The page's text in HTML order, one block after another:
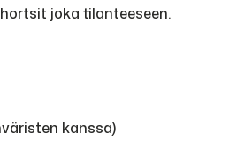
joka tilanteeseen.
kanssa)